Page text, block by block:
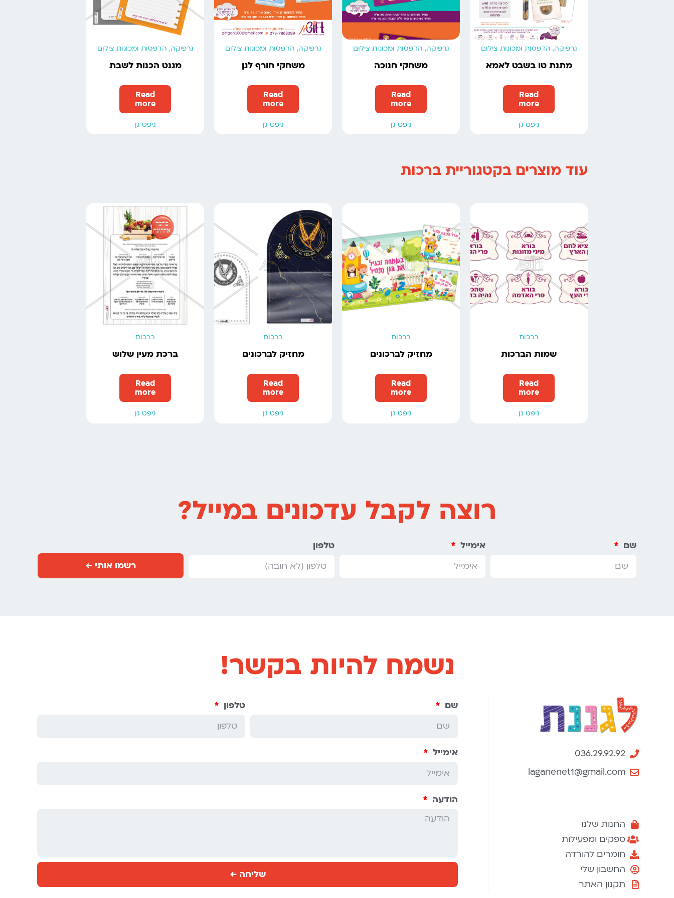
גרפיקה, הדפסות ומכונות צילום
מתנת טו בשבט לאמא
Read
more
גיפט גן
גרפיקה, הדפסות ומכונות צילום
משחקי חנוכה
Read
more
גיפט גן
גרפיקה, הדפסות ומכונות צילום
משחקי חורף לגן
Read
more
גיפט גן
גרפיקה, הדפסות ומכונות צילום
מגנט הכנות לשבת
Read
more
גיפט גן
עוד מוצרים בקטגוריית ברכות
ברכות
שמות הברכות
Read
more
גיפט גן
ברכות
מחזיק לברכונים
Read
more
גיפט גן
ברכות
מחזיק לברכונים
Read
more
גיפט גן
ברכות
ברכת מעין שלוש
Read
more
גיפט גן
רוצה לקבל עדכונים במייל?
שם אימייל
טלפון
רשמו אותי ←
נשמח להיות בקשר!
036.29.92.92
laganenet1@gmail.com
החנות שלנו
ספקים ומפעילות
חומרים להורדה
החשבון שלי
תקנון האתר
שם טלפון
אימייל
הודעה
שליחה ←